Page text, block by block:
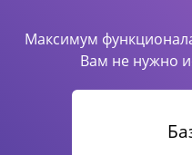
Максимум
Вам не нужно